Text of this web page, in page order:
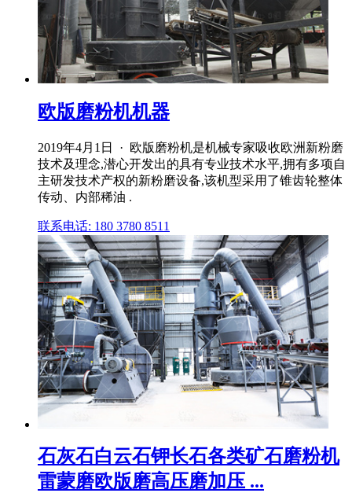
欧版磨粉机机器
2019年4月1日 · 欧版磨粉机是机械专家吸收欧洲新粉磨
技术及理念,潜心开发出的具有专业技术水平,拥有多项自
主研发技术产权的新粉磨设备,该机型采用了锥齿轮整体
传动、内部稀油 .
联系电话: 180 3780 8511
石灰石白云石钾长石各类矿石磨粉机
雷蒙磨欧版磨高压磨加压 ...